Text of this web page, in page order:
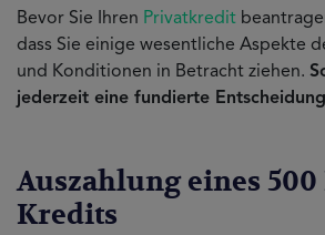
Bevor Sie Ihren Privatkredit
dass Sie einige wesentliche Aspekte
und Konditionen in Betracht ziehen.
jederzeit eine fundierte
Auszahlung eines
Kredits